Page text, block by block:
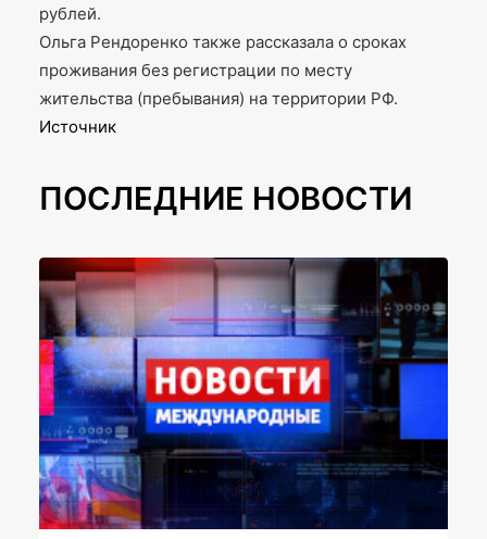
рублей.
Ольга Рендоренко также рассказала о сроках
проживания без регистрации по месту
жительства (пребывания) на территории РФ.
Источник
ПОСЛЕДНИЕ НОВОСТИ